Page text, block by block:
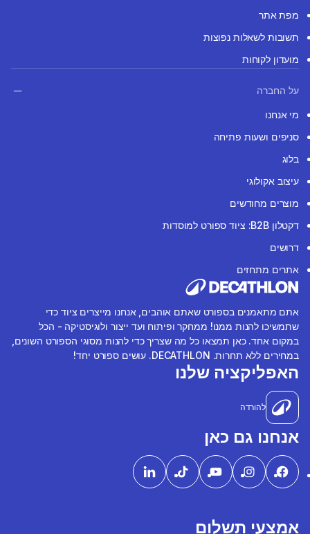
מפת אתר
תשובות לשאלות נפוצות
מועדון לקוחות
על החברה
מי אנחנו
סניפים ושעות פתיחה
בלוג
עיצוב אקולוגי
מוצרים מחודשים
דקטלון B2B: ציוד ספורט למוסדות
דרושים
אתרים מתחזים
אתם מתאמנים בספורט שאתם אוהבים, אנחנו מייצרים ציוד כדי
שתמשיכו להנות ממנו! ממחקר ופיתוח ועד ייצור ולוגיסטיקה - הכל
במקום אחד. כאן תמצאו כל מה שצריך כדי להנות מסוגי הספורט השונים,
במחירים ללא תחרות. DECATHLON. עושים ספורט יחד!
האפליקציה שלנו
להורדה
אנחנו גם כאן
אמצעי תשלום